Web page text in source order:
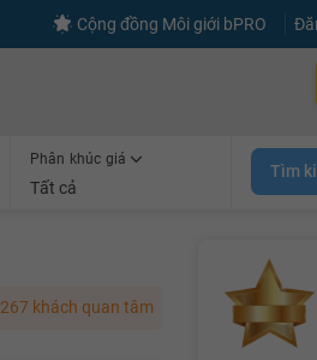
Cộng đồng Môi giới bPRO
Phân khúc giá
Tất cả
Tìm
267 khách quan tâm